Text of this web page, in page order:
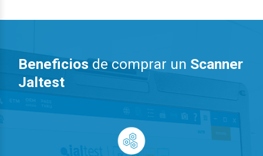
Beneficios de comprar un Scanner
Jaltest